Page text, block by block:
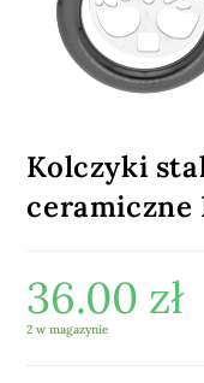
Kolczyki
ceramiczne
36.00 zł
2 w magazynie